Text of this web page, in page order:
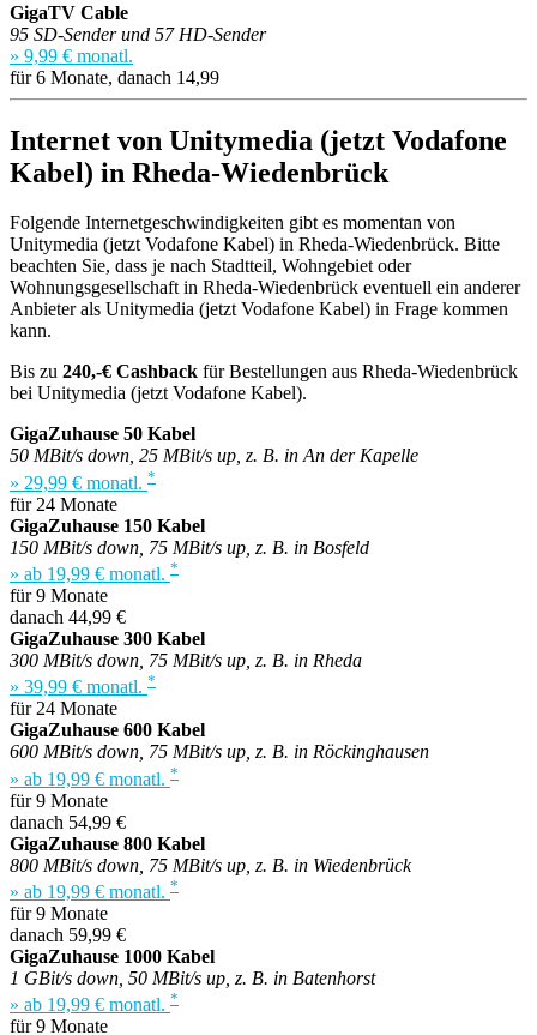
GigaTV Cable
95 SD-Sender und 57 HD-Sender
» 9,99 € monatl.
für 6 Monate, danach 14,99
Internet von Unitymedia (jetzt Vodafone
Kabel) in Rheda-Wiedenbrück
Folgende Internetgeschwindigkeiten gibt es momentan von
Unitymedia (jetzt Vodafone Kabel) in Rheda-Wiedenbrück. Bitte
beachten Sie, dass je nach Stadtteil, Wohngebiet oder
Wohnungsgesellschaft in Rheda-Wiedenbrück eventuell ein anderer
Anbieter als Unitymedia (jetzt Vodafone Kabel) in Frage kommen
kann.
Bis zu 240,-€ Cashback für Bestellungen aus Rheda-Wiedenbrück
bei Unitymedia (jetzt Vodafone Kabel).
GigaZuhause 50 Kabel
50 MBit/s down, 25 MBit/s up, z. B. in An der Kapelle
» 29,99 € monatl. *
für 24 Monate
GigaZuhause 150 Kabel
150 MBit/s down, 75 MBit/s up, z. B. in Bosfeld
» ab 19,99 € monatl. *
für 9 Monate
danach 44,99 €
GigaZuhause 300 Kabel
300 MBit/s down, 75 MBit/s up, z. B. in Rheda
» 39,99 € monatl. *
für 24 Monate
GigaZuhause 600 Kabel
600 MBit/s down, 75 MBit/s up, z. B. in Röckinghausen
» ab 19,99 € monatl. *
für 9 Monate
danach 54,99 €
GigaZuhause 800 Kabel
800 MBit/s down, 75 MBit/s up, z. B. in Wiedenbrück
» ab 19,99 € monatl. *
für 9 Monate
danach 59,99 €
GigaZuhause 1000 Kabel
1 GBit/s down, 50 MBit/s up, z. B. in Batenhorst
» ab 19,99 € monatl. *
für 9 Monate